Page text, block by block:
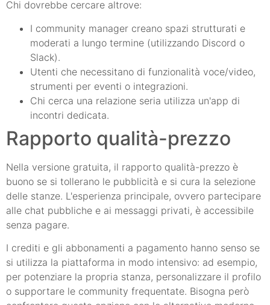
Chi dovrebbe cercare altrove:
I community manager creano spazi strutturati e
moderati a lungo termine (utilizzando Discord o
Slack).
Utenti che necessitano di funzionalità voce/video,
strumenti per eventi o integrazioni.
Chi cerca una relazione seria utilizza un'app di
incontri dedicata.
Rapporto qualità-prezzo
Nella versione gratuita, il rapporto qualità-prezzo è
buono se si tollerano le pubblicità e si cura la selezione
delle stanze. L'esperienza principale, ovvero partecipare
alle chat pubbliche e ai messaggi privati, è accessibile
senza pagare.
I crediti e gli abbonamenti a pagamento hanno senso se
si utilizza la piattaforma in modo intensivo: ad esempio,
per potenziare la propria stanza, personalizzare il profilo
o supportare le community frequentate. Bisogna però